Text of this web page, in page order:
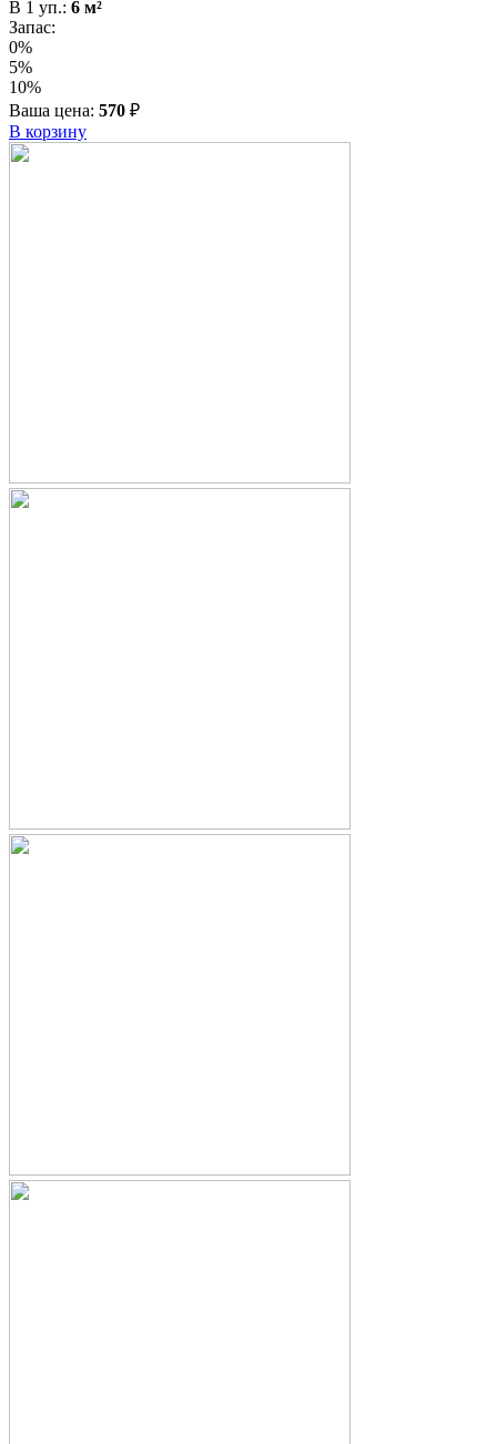
В 1 уп.: 6 м²
Запас:
0%
5%
10%
Ваша цена: 570 ₽
В корзину